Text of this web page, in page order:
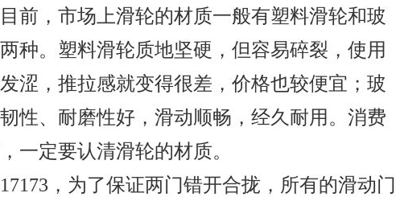
前，市场上滑轮的材质一般有塑料滑轮和玻
种。塑料滑轮质地坚硬，但容易碎裂，使用
涩，推拉感就变得很差，价格也较便宜；玻
性、耐磨性好，滑动顺畅，经久耐用。消费
一定要认清滑轮的材质。
，为了保证两门错开合拢，所有的滑动门